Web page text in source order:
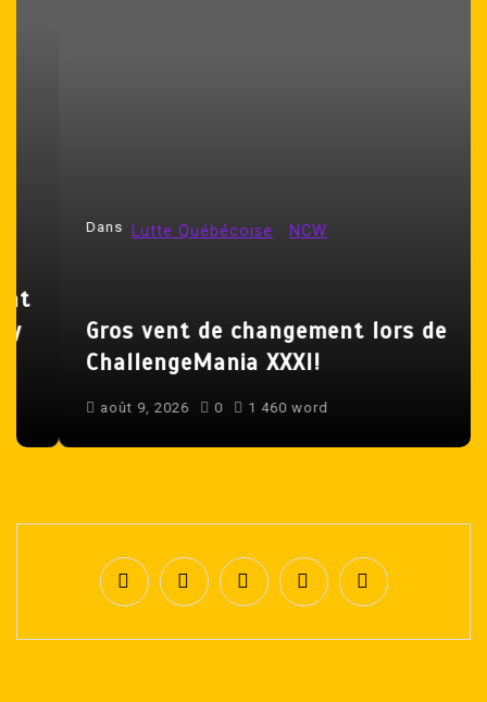
t
i
e
Lutte Québécoise NCW
Gros vent de changement lors de
ChallengeMania XXXI!
août 9, 2026 0 1 460 word